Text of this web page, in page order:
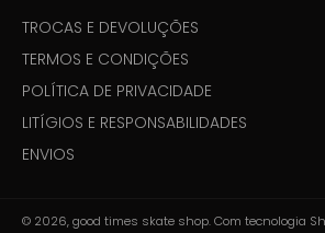
TROCAS E DEVOLUÇÕES
TERMOS E CONDIÇÕES
POLÍTICA DE PRIVACIDADE
LITÍGIOS E RESPONSABILIDADES
ENVIOS
© 2026,good times skate shop.Com tecnologia